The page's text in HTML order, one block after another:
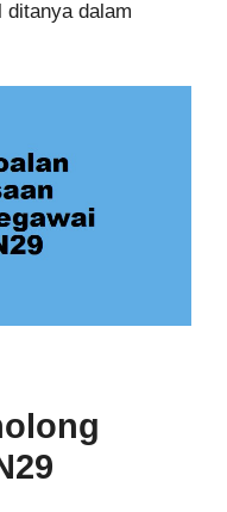
ditanya dalam